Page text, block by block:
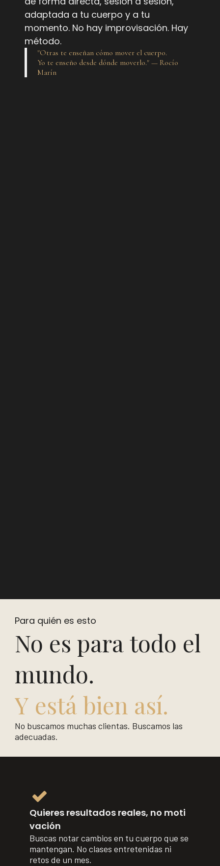
adaptada a tu cuerpo y a tu
momento. No hay improvisación. Hay
método.
"Otras te enseñan cómo mover el cuerpo.
Yo te enseño desde dónde moverlo." — Rocío
Marín
Para quién es esto
No es para todo el
mundo.
Y está bien así.
No buscamos muchas clientas. Buscamos las
adecuadas.
Quieres resultados reales, no moti​​​​​​​
vación
Buscas notar cambios en tu cuerpo que se
mantengan. No clases entretenidas ni
retos de un mes.